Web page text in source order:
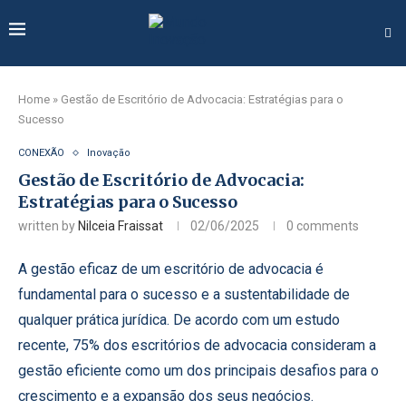
Home » Gestão de Escritório de Advocacia: Estratégias para o
Sucesso
CONEXÃO Inovação
Gestão de Escritório de Advocacia:
Estratégias para o Sucesso
written by Nilceia Fraissat 02/06/2025 0 comments
A gestão eficaz de um escritório de advocacia é
fundamental para o sucesso e a sustentabilidade de
qualquer prática jurídica. De acordo com um estudo
recente, 75% dos escritórios de advocacia consideram a
gestão eficiente como um dos principais desafios para o
crescimento e a expansão dos seus negócios.